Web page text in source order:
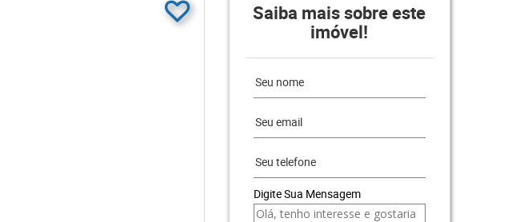
Saiba mais sobre este
imóvel!
Digite Sua Mensagem